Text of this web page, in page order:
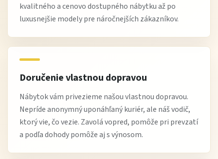
Kuchynská linka sa jednoducho kombinuje s rôznymi
Údržba
pravidelne utierajte povrchy jemnou vlhkou
handričkou
nepoužívajte agresívne čistiace prostriedky
chráňte pred nadmernou vlhkosťou a parou
kvalitného a cenovo dostupného nábytku až po
luxusnejšie modely pre náročnejších zákazníkov.
Doručenie vlastnou dopravou
Nábytok vám privezieme našou vlastnou dopravou.
Nepríde anonymný uponáhľaný kuriér, ale náš vodič,
ktorý vie, čo vezie. Zavolá vopred, pomôže pri prevzatí
a podľa dohody pomôže aj s výnosom.